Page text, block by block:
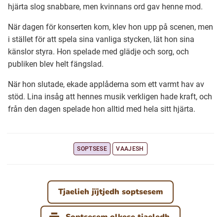
Arli (Romska)
Resanderomani (Romska)
Kelderash (Romska)
Lovari (Romska)
hjärta slog snabbare, men kvinnans ord gav henne mod.
När dagen för konserten kom, klev hon upp på scenen, men
i stället för att spela sina vanliga stycken, lät hon sina
känslor styra. Hon spelade med glädje och sorg, och
publiken blev helt fängslad.
När hon slutade, ekade applåderna som ett varmt hav av
stöd. Lina insåg att hennes musik verkligen hade kraft, och
från den dagen spelade hon alltid med hela sitt hjärta.
SOPTSESE VAAJESH
Tjaelieh jïjtjedh soptsesem